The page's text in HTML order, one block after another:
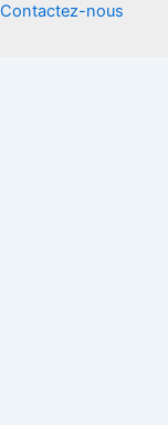
Contactez-nous